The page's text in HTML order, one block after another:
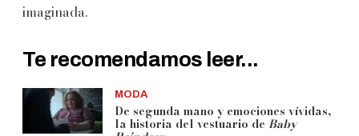
imaginada.
Te recomendamos leer...
MODA
De segunda mano y emociones vívidas,
la historia del vestuario de Baby